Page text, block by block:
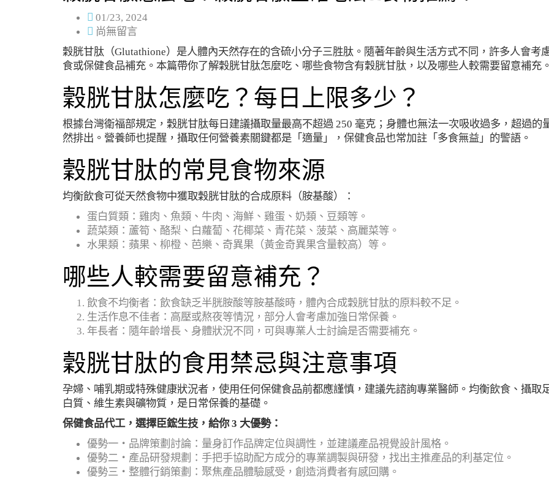
01/23, 2024
尚無留言
穀胱甘肽（Glutathione）是人體內天然存在的含硫小分子三胜肽。隨著年齡與生活方式不同，許多人會考
食或保健食品補充。本篇帶你了解穀胱甘肽怎麼吃、哪些食物含有穀胱甘肽，以及哪些人較需要留意補充。
穀胱甘肽怎麼吃？每日上限多少？
根據台灣衛福部規定，穀胱甘肽每日建議攝取量最高不超過 250 毫克；身體也無法一次吸收過多，超過的
然排出。營養師也提醒，攝取任何營養素關鍵都是「適量」，保健食品也常加註「多食無益」的警語。
穀胱甘肽的常見食物來源
均衡飲食可從天然食物中獲取穀胱甘肽的合成原料（胺基酸）：
蛋白質類：雞肉、魚類、牛肉、海鮮、雞蛋、奶類、豆類等。
蔬菜類：蘆筍、酪梨、白蘿蔔、花椰菜、青花菜、菠菜、高麗菜等。
水果類：蘋果、柳橙、芭樂、奇異果（黃金奇異果含量較高）等。
哪些人較需要留意補充？
飲食不均衡者：飲食缺乏半胱胺酸等胺基酸時，體內合成穀胱甘肽的原料較不足。
生活作息不佳者：高壓或熬夜等情況，部分人會考慮加強日常保養。
年長者：隨年齡增長、身體狀況不同，可與專業人士討論是否需要補充。
穀胱甘肽的食用禁忌與注意事項
孕婦、哺乳期或特殊健康狀況者，使用任何保健食品前都應謹慎，建議先諮詢專業醫師。均衡飲食、攝取
白質、維生素與礦物質，是日常保養的基礎。
保健食品代工，選擇臣鋐生技，給你 3 大優勢：
優勢一・品牌策劃討論：量身訂作品牌定位與調性，並建議產品視覺設計風格。
優勢二・產品研發規劃：手把手協助配方成分的專業調製與研發，找出主推產品的利基定位。
優勢三・整體行銷策劃：聚焦產品體驗感受，創造消費者有感回購。